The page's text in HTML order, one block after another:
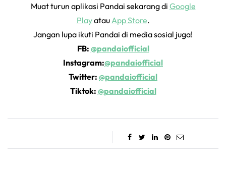
Muat turun aplikasi Pandai sekarang di Google
Playatau App Store.
Jangan lupa ikuti Pandai di media sosial juga!
FB: @pandaiofficial
Instagram:@pandaiofficial
Twitter: @pandaiofficial
Tiktok: @pandaiofficial